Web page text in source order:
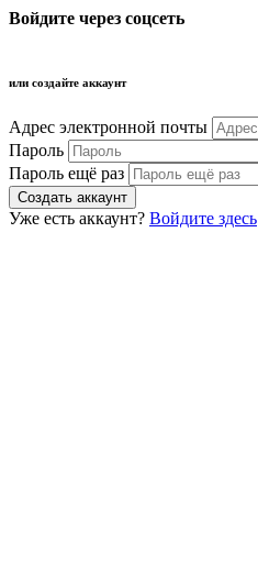
Войдите через соцсеть
или создайте аккаунт
Адрес электронной почты
Пароль
Пароль ещё раз
Уже есть аккаунт? Войдите здесь